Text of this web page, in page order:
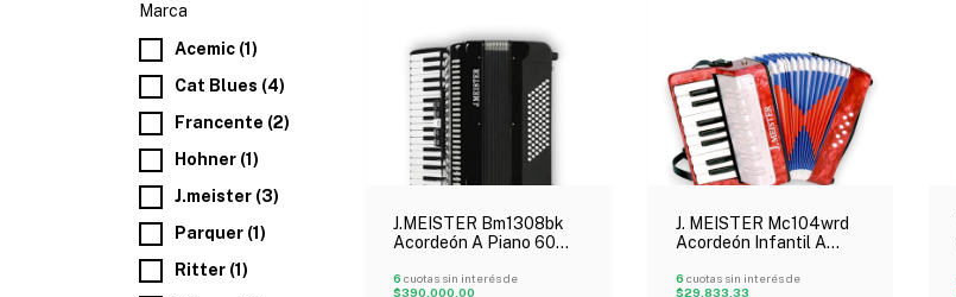
Marca
Acemic (1)
Cat Blues (4)
Francente (2)
Hohner (1)
J.meister (3)
Parquer (1)
Ritter (1)
J.MEISTER Bm1308bk
Acordeón A Piano 60
Registros Negro
6 cuotas sin interés de
$390.000,00
J. MEISTER Mc104wrd
Acordeón Infantil A
Rojo
6 cuotas sin interés de
$29.833,33